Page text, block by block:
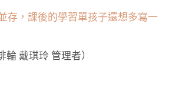
存，課後的學習單孩子還想多寫一
排輪 戴琪玲 管理者）